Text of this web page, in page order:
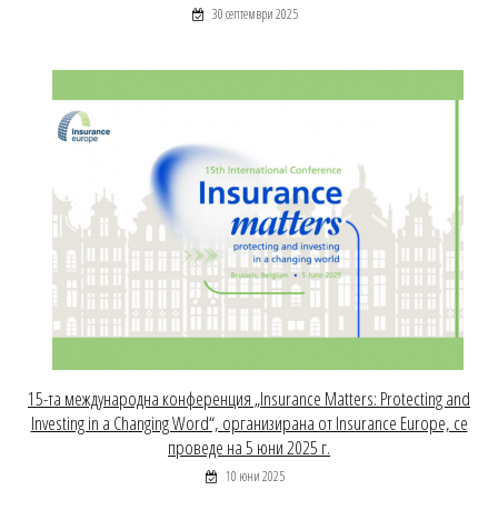
30 септември 2025
15-та международна конференция „Insurance Matters: Protecting and
Investing in a Changing Word“, организирана от Insurance Europe, се
проведе на 5 юни 2025 г.
10 юни 2025